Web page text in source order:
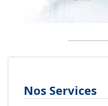
Nos Services